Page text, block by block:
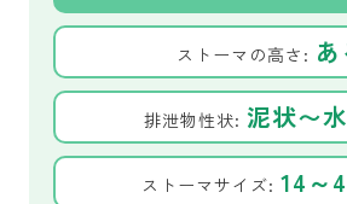
ストーマの高さ: あ
排泄物性状: 泥状〜
ストーマサイズ: 14～